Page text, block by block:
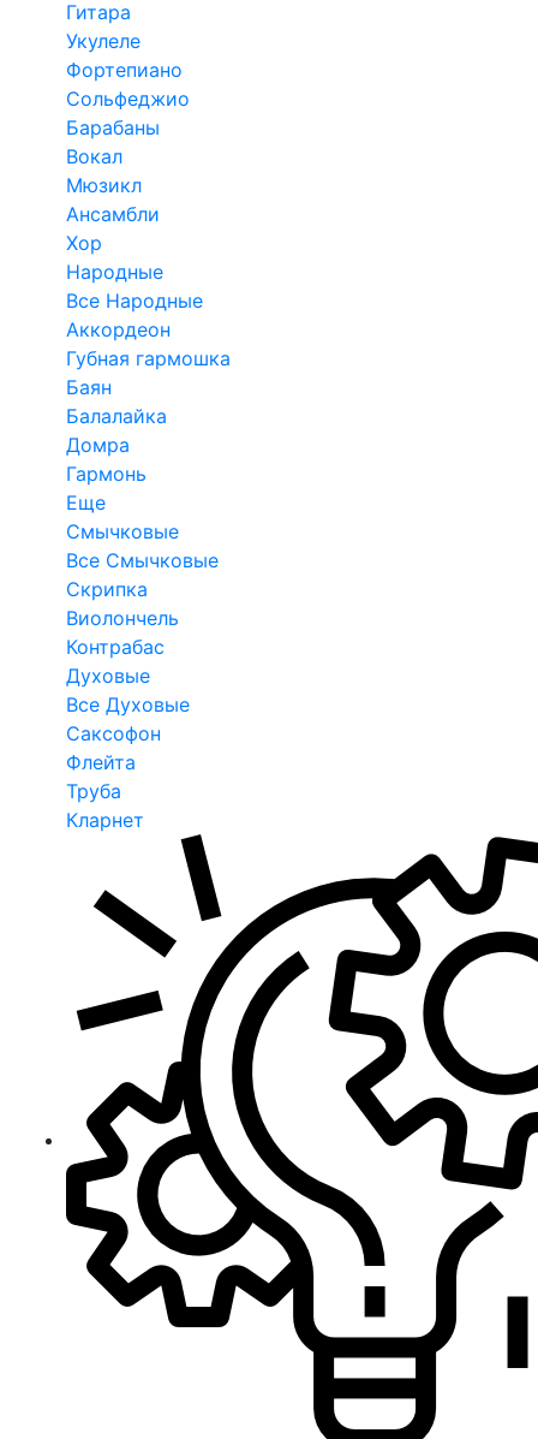
Гитара
Укулеле
Фортепиано
Сольфеджио
Барабаны
Вокал
Мюзикл
Ансамбли
Хор
Народные
Все Народные
Аккордеон
Губная гармошка
Баян
Балалайка
Домра
Гармонь
Еще
Смычковые
Все Смычковые
Скрипка
Виолончель
Контрабас
Духовые
Все Духовые
Саксофон
Флейта
Труба
Кларнет